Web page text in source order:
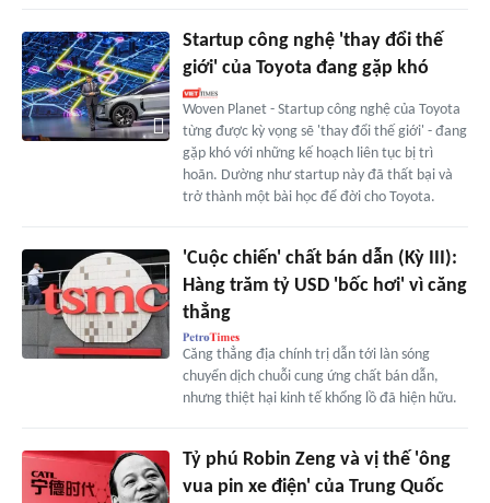
Startup công nghệ 'thay đổi thế
giới' của Toyota đang gặp khó
Woven Planet - Startup công nghệ của Toyota
từng được kỳ vọng sẽ 'thay đổi thế giới' - đang
gặp khó với những kế hoạch liên tục bị trì
hoãn. Dường như startup này đã thất bại và
trở thành một bài học để đời cho Toyota.
'Cuộc chiến' chất bán dẫn (Kỳ III):
Hàng trăm tỷ USD 'bốc hơi' vì căng
thẳng
Căng thẳng địa chính trị dẫn tới làn sóng
chuyển dịch chuỗi cung ứng chất bán dẫn,
nhưng thiệt hại kinh tế khổng lồ đã hiện hữu.
Tỷ phú Robin Zeng và vị thế 'ông
vua pin xe điện' của Trung Quốc